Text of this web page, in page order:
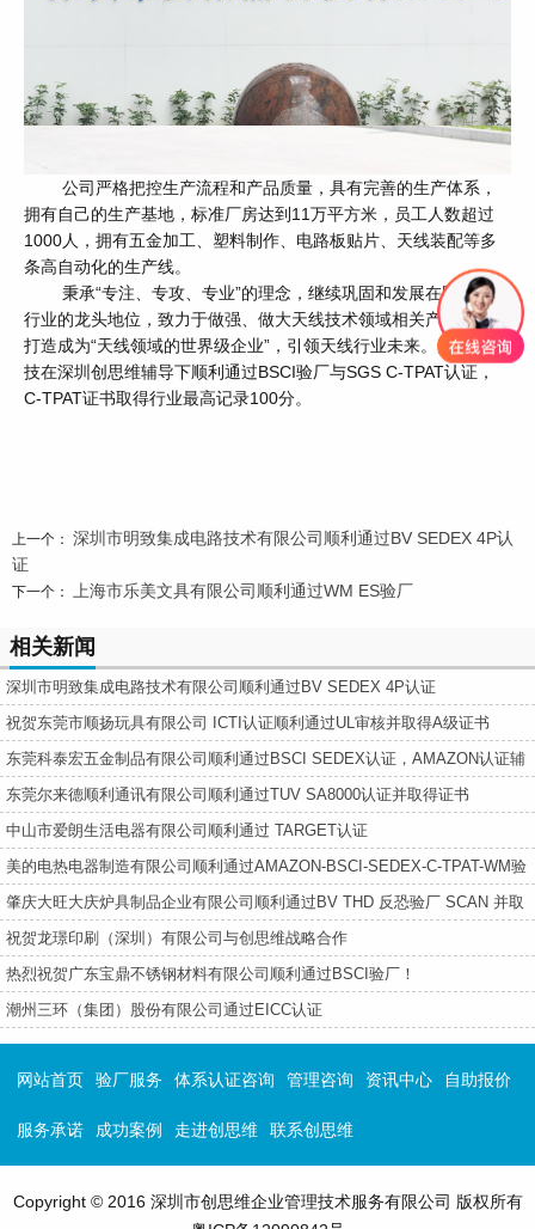
公司严格把控生产流程和产品质量，具有完善的生产体系，
拥有自己的生产基地，标准厂房达到11万平方米，员工人数超过
1000人，拥有五金加工、塑料制作、电路板贴片、天线装配等多
条高自动化的生产线。
秉承“专注、专攻、专业”的理念，继续巩固和发展在国际天线
行业的龙头地位，致力于做强、做大天线技术领域相关产品，努力
打造成为“天线领域的世界级企业”，引领天线行业未来。安拓浦科
技在深圳创思维辅导下顺利通过BSCI验厂与SGS C-TPAT认证，
C-TPAT证书取得行业最高记录100分。
上一个： 深圳市明致集成电路技术有限公司顺利通过BV SEDEX 4P认
证
下一个： 上海市乐美文具有限公司顺利通过WM ES验厂
相关新闻
深圳市明致集成电路技术有限公司顺利通过BV SEDEX 4P认证
祝贺东莞市顺扬玩具有限公司 ICTI认证顺利通过UL审核并取得A级证书
东莞科泰宏五金制品有限公司顺利通过BSCI SEDEX认证​，AMAZON认证辅
导​
东莞尔来德顺利通讯有限公司顺利通过TUV SA8000认证并取得证书
中山市爱朗生活电器有限公司顺利通过 TARGET认证
美的电热电器制造有限公司顺利通过AMAZON-BSCI-SEDEX-C-TPAT-WM验
厂
肇庆大旺大庆炉具制品企业有限公司顺利通过BV THD 反恐验厂 SCAN 并取
得94.65分好成绩！
祝贺龙璟印刷（深圳）有限公司与创思维战略合作
热烈祝贺广东宝鼎不锈钢材料有限公司顺利通过BSCI验厂！
潮州三环（集团）股份有限公司通过EICC认证
网站首页 验厂服务 体系认证咨询 管理咨询 资讯中心 自助报价
服务承诺 成功案例 走进创思维 联系创思维
Copyright © 2016 深圳市创思维企业管理技术服务有限公司 版权所有